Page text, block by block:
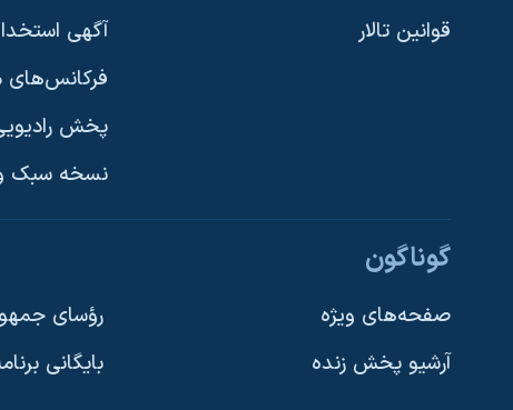
دنبال کنید
زبانهای مختلف
قوانین تالار
آگهی
فرکانس‌های
پخش
نسخه سبک
گوناگون
صفحه‌های ویژه
آرشیو پخش زنده
رؤسای
بایگانی